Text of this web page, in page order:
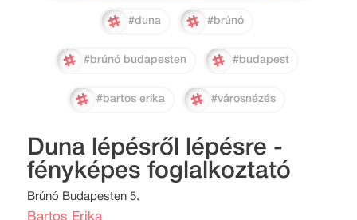
#duna #brúnó
#brúnó budapesten #budapest
#bartos erika #városnézés
Duna lépésről lépésre -
fényképes foglalkoztató
Brúnó Budapesten 5.
Bartos Erika